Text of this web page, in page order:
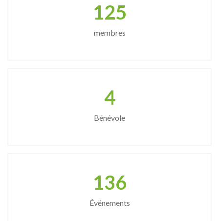
166
membres
6
Bénévole
181
Événements